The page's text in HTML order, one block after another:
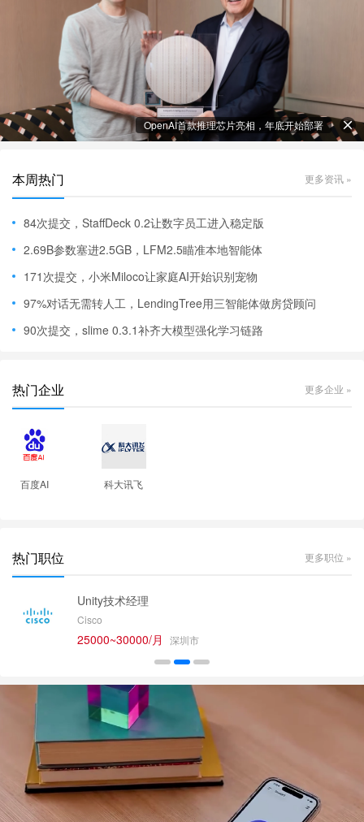
OpenAI首款推理芯片亮相，年底开始部署
本周热门 更多资讯 »
84次提交，StaffDeck 0.2让数字员工进入稳定版
2.69B参数塞进2.5GB，LFM2.5瞄准本地智能体
171次提交，小米Miloco让家庭AI开始识别宠物
97%对话无需转人工，LendingTree用三智能体做房贷顾问
90次提交，slime 0.3.1补齐大模型强化学习链路
热门企业 更多企业 »
百度AI 科大讯飞
热门职位 更多职位 »
Unity技术经理
Cisco
25000~30000/月 深圳市